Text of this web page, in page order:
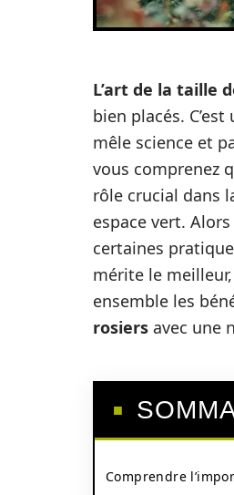
L’art de la taille
bien placés.
mêle science et
vous comprenez
rôle crucial dans
espace vert.
certaines
mérite le
ensemble les
rosiers avec une
Comprendre